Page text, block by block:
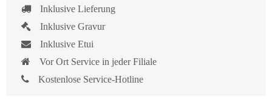
Inklusive Lieferung
Inklusive Gravur
Inklusive Etui
Vor Ort Service in jeder Filiale
Kostenlose Service-Hotline